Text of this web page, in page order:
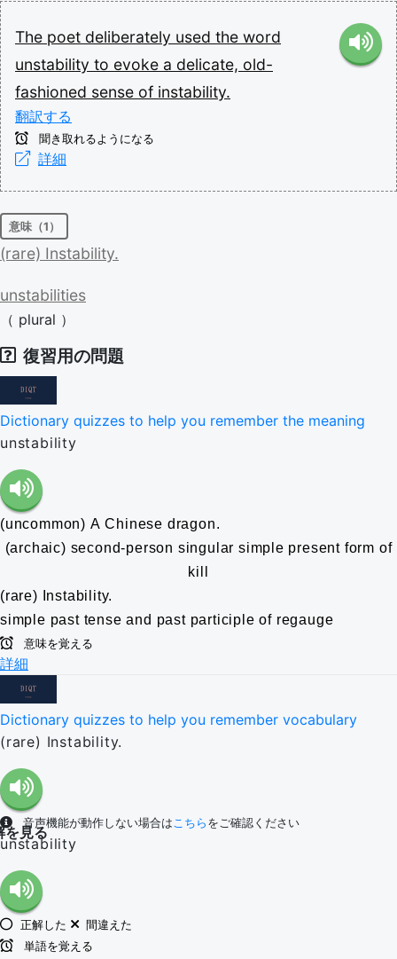
The poet deliberately used the word
unstability to evoke a delicate, old-
fashioned sense of instability.
翻訳する
聞き取れるようになる
詳細
意味（1）
(rare) Instability.
unstabilities
（ plural ）
復習用の問題
Dictionary quizzes to help you remember the meaning
unstability
(uncommon) A Chinese dragon.
(archaic) second-person singular simple present form of
kill
(rare) Instability.
simple past tense and past participle of regauge
意味を覚える
詳細
Dictionary quizzes to help you remember vocabulary
(rare) Instability.
音声機能が動作しない場合はこちら をご確認ください
を見る
unstability
正解した
間違えた
単語を覚える